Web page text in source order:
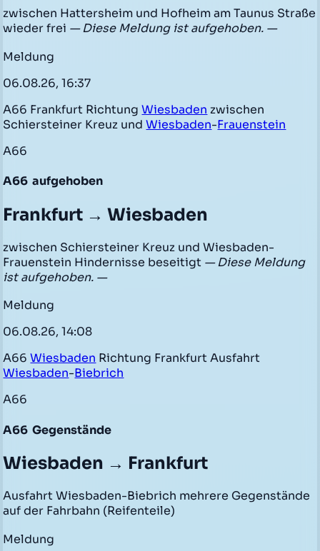
zwischen Hattersheim und Hofheim am Taunus Straße
wieder frei — Diese Meldung ist aufgehoben. —
Meldung
06.08.26, 16:37
A66 Frankfurt RichtungWiesbaden zwischen
Schiersteiner Kreuz undWiesbaden-Frauenstein
A66
A66 aufgehoben
Frankfurt → Wiesbaden
zwischen Schiersteiner Kreuz und Wiesbaden-
Frauenstein Hindernisse beseitigt — Diese Meldung
ist aufgehoben. —
Meldung
06.08.26, 14:08
A66Wiesbaden Richtung Frankfurt Ausfahrt
Wiesbaden-Biebrich
A66
A66 Gegenstände
Wiesbaden → Frankfurt
Ausfahrt Wiesbaden-Biebrich mehrere Gegenstände
auf der Fahrbahn (Reifenteile)
Meldung